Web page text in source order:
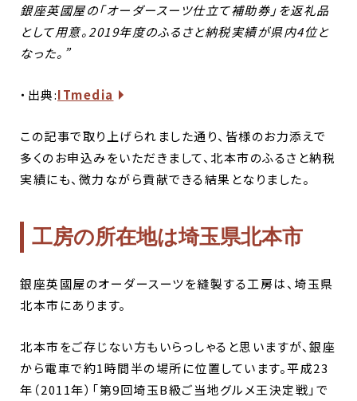
銀座英國屋の「オーダースーツ仕立て補助券」を返礼品
として用意。2019年度のふるさと納税実績が県内4位と
なった。”
・出典:ITmedia
この記事で取り上げられました通り、皆様のお力添えで
多くのお申込みをいただきまして、北本市のふるさと納税
実績にも、微力ながら貢献できる結果となりました。
工房の所在地は埼玉県北本市
銀座英國屋のオーダースーツを縫製する工房は、埼玉県
北本市にあります。
北本市をご存じない方もいらっしゃると思いますが、銀座
から電車で約1時間半の場所に位置しています。平成23
年（2011年）「第9回埼玉B級ご当地グルメ王決定戦」で